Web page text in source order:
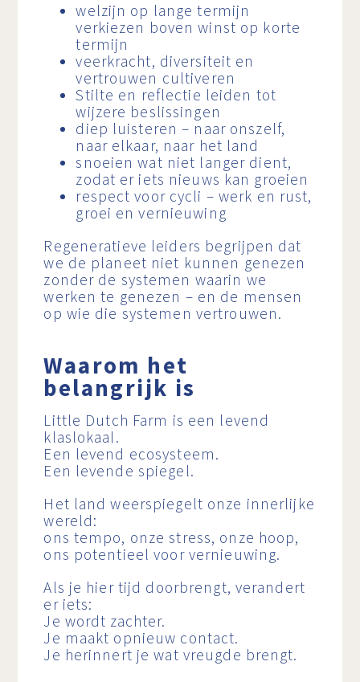
welzijn op lange termijn
verkiezen boven winst op korte
termijn
veerkracht, diversiteit en
vertrouwen cultiveren
Stilte en reflectie leiden tot
wijzere beslissingen
diep luisteren – naar onszelf,
naar elkaar, naar het land
snoeien wat niet langer dient,
zodat er iets nieuws kan groeien
respect voor cycli – werk en rust,
groei en vernieuwing
Regeneratieve leiders begrijpen dat
we de planeet niet kunnen genezen
zonder de systemen waarin we
werken te genezen – en de mensen
op wie die systemen vertrouwen.
Waarom het
belangrijk is
Little Dutch Farm is een levend
klaslokaal.
Een levend ecosysteem.
Een levende spiegel.
Het land weerspiegelt onze innerlijke
wereld:
ons tempo, onze stress, onze hoop,
ons potentieel voor vernieuwing.
Als je hier tijd doorbrengt, verandert
er iets:
Je wordt zachter.
Je maakt opnieuw contact.
Je herinnert je wat vreugde brengt.